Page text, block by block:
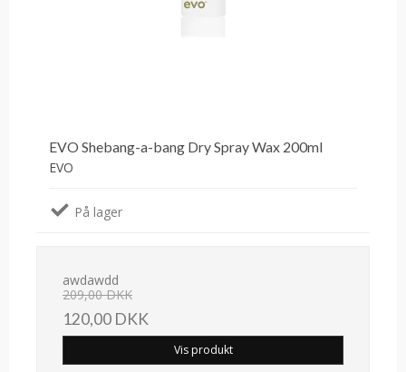
EVO Shebang-a-bang Dry Spray Wax 200ml
EVO
På lager
awdawdd
209,00 DKK
120,00 DKK
Vis produkt